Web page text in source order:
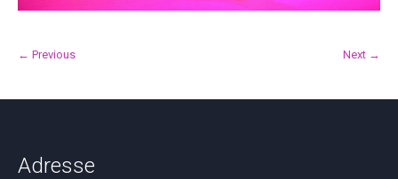
← Previous Next →
Adresse